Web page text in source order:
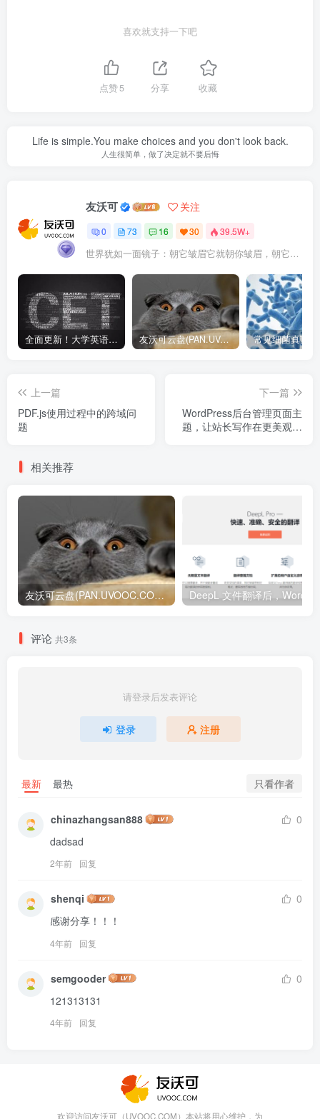
喜欢就支持一下吧
点赞5 分享 收藏
Life is simple.You make choices and you don't look back.
人生很简单，做了决定就不要后悔
友沃可 关注
0 73 16 30 39.5W+
世界犹如一面镜子：朝它皱眉它就朝你皱眉，朝它微笑它也吵你微笑
全面更新！大学英语四六级1990-2024年12月真题高清PDF版本！无水印！包含详细答案解析，听力音频！ 友沃可云盘(PAN.UVOOC.COM)如何使用及更新日志
上一篇
PDF.js使用过程中的跨域问
题
下一篇
WordPress后台管理页面主
题，让站长写作在更美观的
相关推荐
友沃可云盘(PAN.UVOOC.COM)如何使用及更新日志
评论 共3条
请登录后发表评论
登录 注册
最新 最热 只看作者
chinazhangsan888
0
dadsad
2年前 回复
shenqi
0
感谢分享！！！
4年前 回复
semgooder
0
121313131
4年前 回复
欢迎访问友沃可（UVOOC.COM）本站将用心维护，为